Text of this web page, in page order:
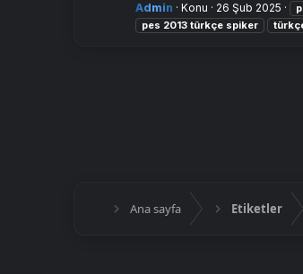
Admin
Konu 26 Şub 2025
pes 2013 türkçe spiker
Ana sayfa Etiketler